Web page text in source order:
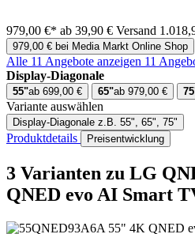
979,00 €* ab 39,90 € Versand
979,00 € bei Media Markt Online Shop
Alle 11 Angebote anzeigen 11
Display-Diagonale
55"ab 699,00 € 65"ab 979,00 €
Variante auswählen
Display-Diagonale z.B. 55", 65", 75"
Produktdetails Preisentwicklung
3 Varianten zu LG
QNED evo AI Smart